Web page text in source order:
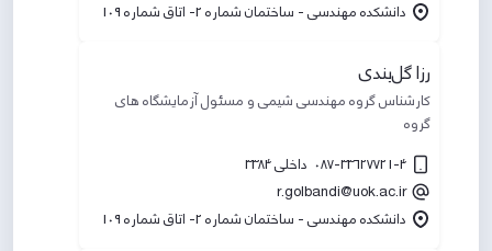
دانشکده مهندسی - ساختمان شماره 2- اتاق شماره 109
رزا گل‌بندی
کارشناس گروه مهندسی شیمی و مسئول آزمایشگاه های
گروه
087-33627721-4 داخلی 3384
r.golbandi@uok.ac.ir
دانشکده مهندسی - ساختمان شماره 2- اتاق شماره 109